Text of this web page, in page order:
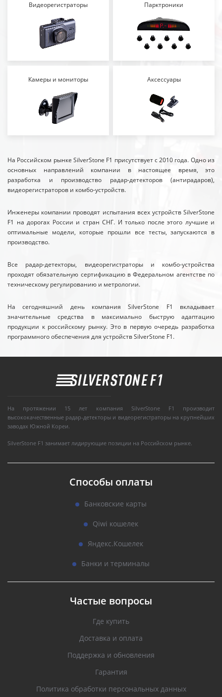
Видеорегистраторы Парктроники
Камеры и мониторы Аксессуары
На Российском рынке SilverStone F1 присутствует с 2010 года. Одно из
основных направлений компании в настоящее время, это
разработка и производство радар-детекторов (антирадаров),
видеорегистраторов и комбо-устройств.
Инженеры компании проводят испытания всех устройств SilverStone
F1 на дорогах России и стран СНГ. И только после этого лучшие и
оптимальные модели, которые прошли все тесты, запускаются в
производство.
Все радар-детекторы, видеорегистраторы и комбо-устройства
проходят обязательную сертификацию в Федеральном агентстве по
техническому регулированию и метрологии.
На сегодняшний день компания SilverStone F1 вкладывает
значительные средства в максимально быструю адаптацию
продукции к российскому рынку. Это в первую очередь разработка
программного обеспечения для устройств SilverStone F1.
На протяжении 15 лет компания SilverStone F1 производит
высококачественные радар-детекторы и видеорегистраторы на крупнейших
заводах Южной Кореи.
SilverStone F1 занимает лидирующие позиции на Российском рынке.
Способы оплаты
Банковские карты
Qiwi кошелек
Яндекс.Кошелек
Банки и терминалы
Частые вопросы
Где купить
Доставка и оплата
Поддержка и обновления
Гарантия
Политика обработки персональных данных